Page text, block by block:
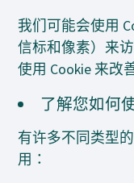
我们可能会使用
信标和像素）来
使用 Cookie 来改
了解您如何
有许多不同类型
用：